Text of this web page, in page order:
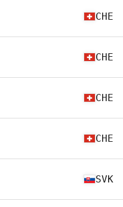
CHE
CHE
CHE
CHE
SVK